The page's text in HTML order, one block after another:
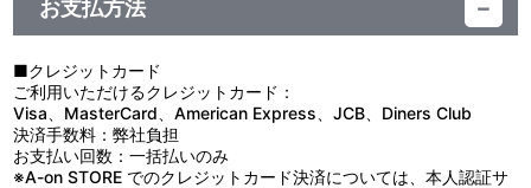
＜収録曲＞
1：げんしけん２：：ｄｉｓａｒｍ ｄｒｅａｍｅｒ （ＴＶ Ｓ
ＩＺＥ）
2：げんしけん２：：天気のいい日のげんしけん
お支払方法
■クレジットカード
ご利用いただけるクレジットカード：
Visa、MasterCard、American Express、JCB、Diners Club
決済手数料：弊社負担
お支払い回数：一括払いのみ
※A-on STORE でのクレジットカード決済については、本人認証サ